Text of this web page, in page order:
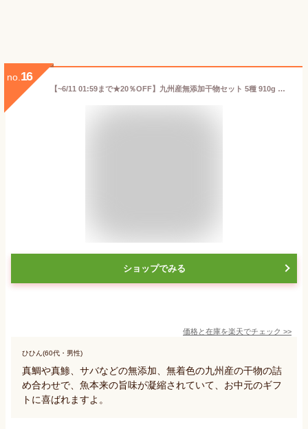
no. 16
【~6/11 01:59まで★20％OFF】九州産無添加干物セット 5種 910g 真鯛 連子鯛 真あじ さば スルメイカ ひもの himono 詰め合わせ 無添加 無着色 ギフト お中元 お歳暮 お年賀 暑中見舞い 残暑見舞い 父の日 母の日 敬老の日 お取り寄せグルメ 御歳暮 内祝い 干物 セット
ショップでみる
価格と在庫を楽天でチェック >>
ひひん(60代・男性)
真鯛や真鯵、サバなどの無添加、無着色の九州産の干物の詰
め合わせで、魚本来の旨味が凝縮されていて、お中元のギフ
トに喜ばれますよ。